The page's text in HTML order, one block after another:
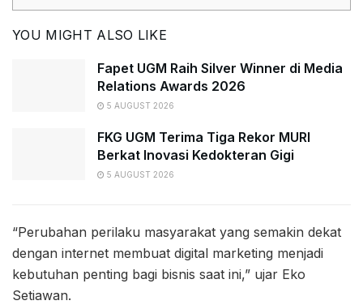
YOU MIGHT ALSO LIKE
Fapet UGM Raih Silver Winner di Media
Relations Awards 2026
5 AUGUST 2026
FKG UGM Terima Tiga Rekor MURI
Berkat Inovasi Kedokteran Gigi
5 AUGUST 2026
“Perubahan perilaku masyarakat yang semakin dekat
dengan internet membuat digital marketing menjadi
kebutuhan penting bagi bisnis saat ini,” ujar Eko
Setiawan.